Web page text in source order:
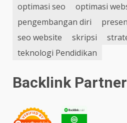
optimasi seo
optimasi
pengembangan diri
seo website
skripsi
teknologi Pendidikan
Backlink Partner